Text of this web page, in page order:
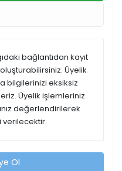
bağlantıdan kayıt
Üyelik
bilgilerinizi eksiksiz
Üyelik işlemleriniz
değerlendirilerek
verilecektir.
Ol